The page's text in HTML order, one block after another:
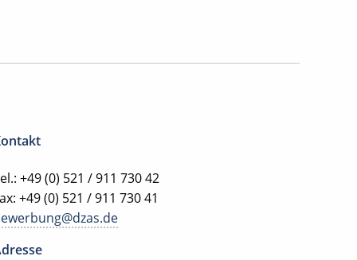
+49 (0) 521 / 911 730 42
+49 (0) 521 / 911 730 41